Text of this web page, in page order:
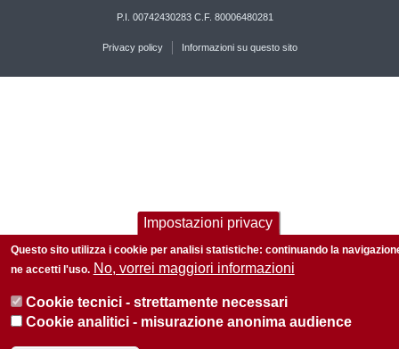
P.I. 00742430283 C.F. 80006480281
Privacy policy Informazioni su questo sito
Impostazioni privacy
Questo sito utilizza i cookie per analisi statistiche: continuando la
ne accetti l'uso. No, vorrei maggiori informazioni
Cookie tecnici - strettamente necessari
Cookie analitici - misurazione anonima audience